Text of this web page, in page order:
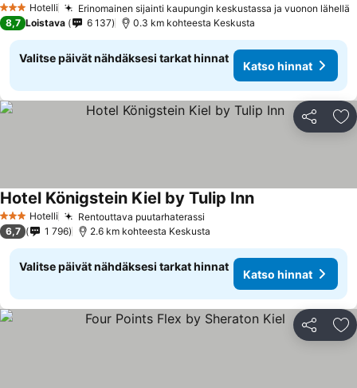
3 Tähtiluokitus
Hotelli Erinomainen sijainti kaupungin keskustassa ja vuonon lähellä
8,7 Loistava 6 137 0.3 km kohteesta Keskusta
Valitse päivät nähdäksesi tarkat hinnat
Katso hinnat
Jaa
3 Tähtiluokitus
Hotelli Rentouttava puutarhaterassi
Hotel Königstein Kiel by Tulip Inn
6,7 1 796 2.6 km kohteesta Keskusta
Valitse päivät nähdäksesi tarkat hinnat
Katso hinnat
Jaa